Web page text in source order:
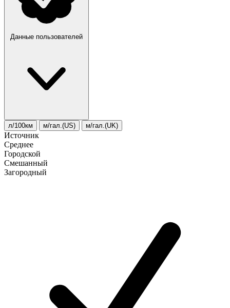
Данные пользователей
л/100км м/гал.(US) м/гал.(UK)
Источник
Среднее
Городской
Смешанный
Загородный